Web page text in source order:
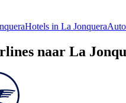
Hotels in La Jonquera
naar La